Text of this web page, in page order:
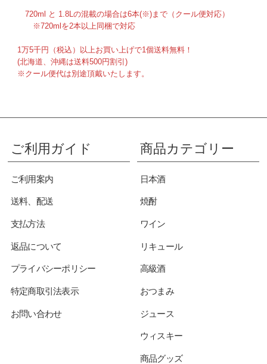
720ml と 1.8Lの混載の場合は6本(※)まで（クール便対応）
※720mlを2本以上同梱で対応
1万5千円（税込）以上お買い上げで1個送料無料！
(北海道、沖縄は送料500円割引)
※クール便代は別途頂戴いたします。
ご利用ガイド
ご利用案内
送料、配送
支払方法
返品について
プライバシーポリシー
特定商取引法表示
お問い合わせ
商品カテゴリー
日本酒
焼酎
ワイン
リキュール
高級酒
おつまみ
ジュース
ウィスキー
商品グッズ